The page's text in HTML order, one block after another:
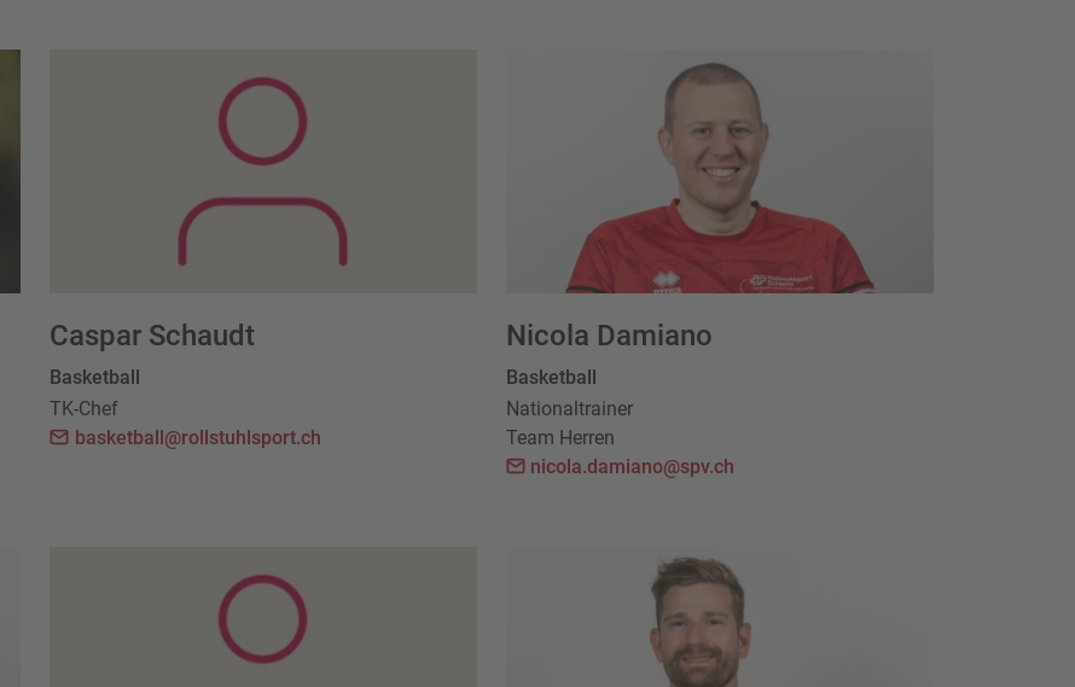
Caspar Schaudt
Basketball
TK-Chef
basketball@rollstuhlsport.ch
Nicola Damiano
Basketball
Nationaltrainer
Team Herren
nicola.damiano@spv.ch